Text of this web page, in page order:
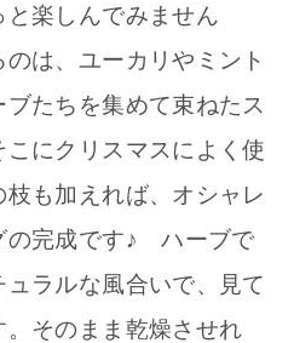
楽しんでみません
は、ユーカリやミント
たちを集めて束ねたス
にクリスマスによく使
も加えれば、オシャレ
の完成です♪ ハーブで
ラルな風合いで、見て
そのまま乾燥させれ